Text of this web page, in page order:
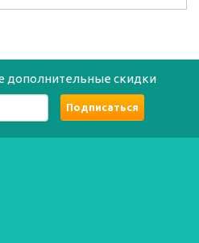
дополнительные скидки